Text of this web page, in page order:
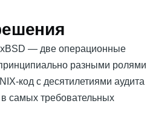
— две операционные
разными ролями
код с десятилетиями аудита
самых требовательных